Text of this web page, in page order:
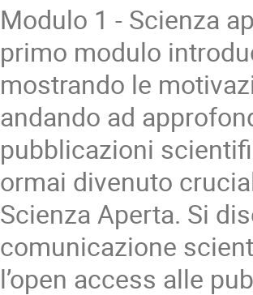
Modulo 1 - Scienza
primo modulo
mostrando le
andando ad
pubblicazioni
ormai divenuto
Scienza Aperta. Si
comunicazione
l’open access alle